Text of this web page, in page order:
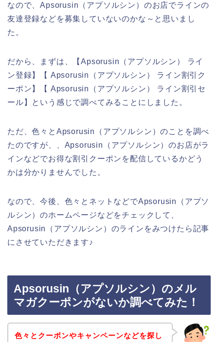
なので、Apsorusin（アプソルシン）のお店でラインの
友達登録などを募集していないのかな～と思いまし
た。
だから、まずは、【Apsorusin（アプソルシン） ライ
ン登録】【 Apsorusin（アプソルシン） ライン割引ク
ーポン】【 Apsorusin（アプソルシン） ライン割引セ
ール】という感じで調べてみることにしました。
ただ、色々とApsorusin（アプソルシン）のことを調べ
たのですが、、Apsorusin（アプソルシン）のお店がラ
インなどでお得な割引クーポンを配信しているかどう
かは分かりませんでした。
なので、今後、色々とネットなどでApsorusin（アプソ
ルシン）のホームページなどをチェックして、
Apsorusin（アプソルシン）のラインをみつけたら記事
にさせていただきます♪
Apsorusin（アプソルシン）のメル
マガクーポンがないか調べてみた！
色々とクーポンやキャンペーンなどを探し